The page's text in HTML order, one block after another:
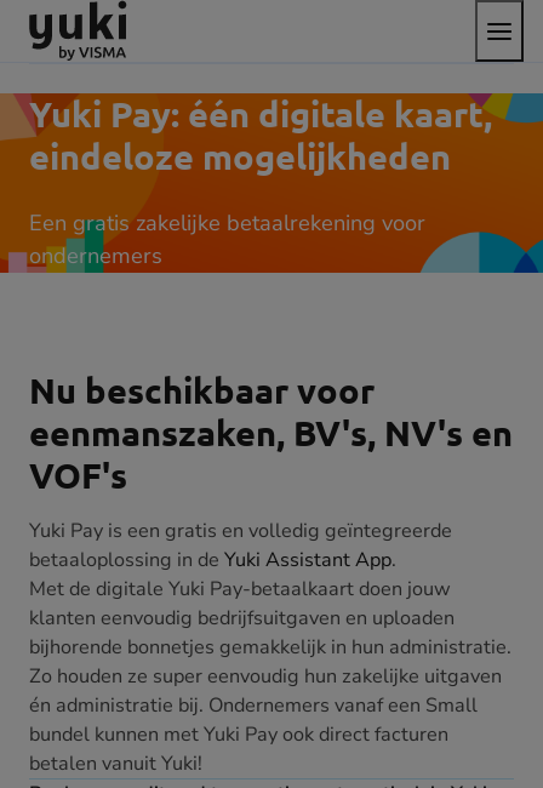
Direct
naar
content
Direct
naar
footer
Ga
naar
homepage
het
menu
Yuki Pay: één digitale kaart,
eindeloze mogelijkheden
Een gratis zakelijke betaalrekening voor
ondernemers
Nu beschikbaar voor
eenmanszaken, BV's, NV's en
VOF's
Yuki Pay is een gratis en volledig geïntegreerde
betaaloplossing in de Yuki Assistant App.
Met de digitale Yuki Pay-betaalkaart doen jouw
klanten eenvoudig bedrijfsuitgaven en uploaden
bijhorende bonnetjes gemakkelijk in hun administratie.
Zo houden ze super eenvoudig hun zakelijke uitgaven
én administratie bij. Ondernemers vanaf een Small
bundel kunnen met Yuki Pay ook direct facturen
betalen vanuit Yuki!